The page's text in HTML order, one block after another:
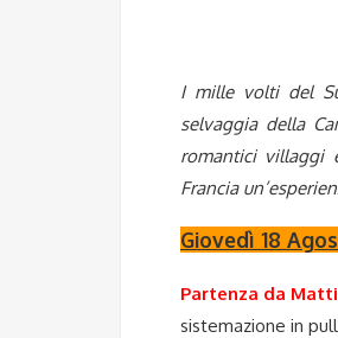
I mille volti del
selvaggia della
romantici villaggi
Francia
Giovedì 18
Partenza da
sistemazione in